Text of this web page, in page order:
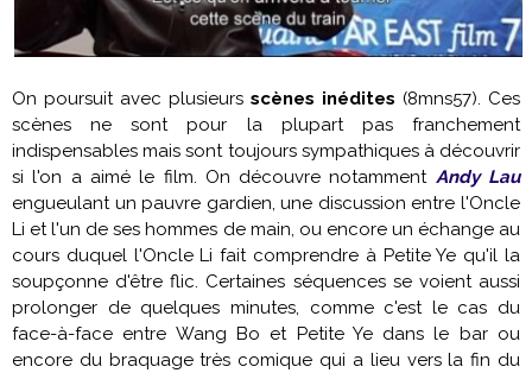
On poursuit avec plusieurs scènes inédites (8mns57). Ces
scènes ne sont pour la plupart pas franchement
indispensables mais sont toujours sympathiques à découvrir
si l'on a aimé le film. On découvre notamment Andy Lau
engueulant un pauvre gardien, une discussion entre l'Oncle
Li et l'un de ses hommes de main, ou encore un échange au
cours duquel l'Oncle Li fait comprendre à Petite Ye qu'il la
soupçonne d'être flic. Certaines séquences se voient aussi
prolonger de quelques minutes, comme c'est le cas du
face-à-face entre Wang Bo et Petite Ye dans le bar ou
encore du braquage très comique qui a lieu vers la fin du